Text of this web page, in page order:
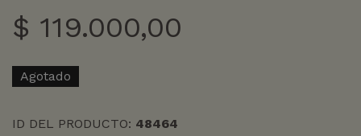
$ 119.000,00
Agotado
ID DEL PRODUCTO: 48464